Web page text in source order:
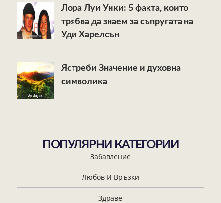
Лора Луи Уики: 5 факта, които
трябва да знаем за съпругата на
Уди Харелсън
Ястреби Значение и духовна
символика
ПОПУЛЯРНИ КАТЕГОРИИ
Забавление
Любов И Връзки
Здраве